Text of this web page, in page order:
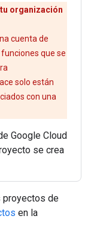
organización
cuenta de
que se
solo están
con una
Google Cloud
se crea
proyectos de
en la